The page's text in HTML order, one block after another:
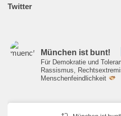
Twitter
München ist bunt!
Für Demokratie und
Rassismus,
Menschenfeindlichkeit